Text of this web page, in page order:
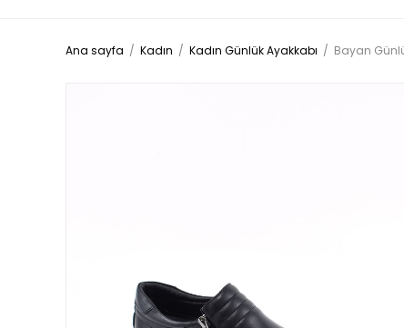
Ana sayfa / Kadın / Kadın Günlük Ayakkabı / Bayan